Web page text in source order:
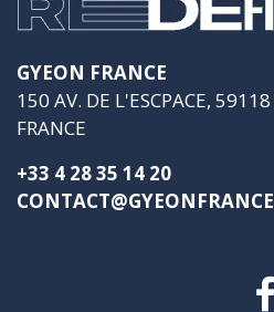
GYEON FRANCE
150 AV. DE L'ESCPACE,
FRANCE
+33 4 28 35 14 20